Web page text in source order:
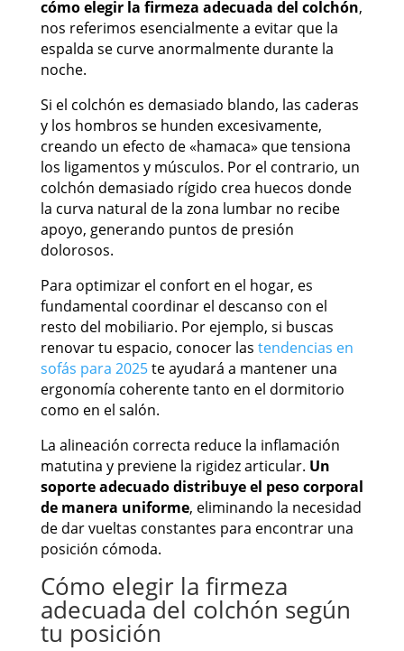
cómo elegir la firmeza adecuada del colchón,
nos referimos esencialmente a evitar que la
espalda se curve anormalmente durante la
noche.
Si el colchón es demasiado blando, las caderas
y los hombros se hunden excesivamente,
creando un efecto de «hamaca» que tensiona
los ligamentos y músculos. Por el contrario, un
colchón demasiado rígido crea huecos donde
la curva natural de la zona lumbar no recibe
apoyo, generando puntos de presión
dolorosos.
Para optimizar el confort en el hogar, es
fundamental coordinar el descanso con el
resto del mobiliario. Por ejemplo, si buscas
renovar tu espacio, conocer las tendencias en
sofás para 2025te ayudará a mantener una
ergonomía coherente tanto en el dormitorio
como en el salón.
La alineación correcta reduce la inflamación
matutina y previene la rigidez articular. Un
soporte adecuado distribuye el peso corporal
de manera uniforme, eliminando la necesidad
de dar vueltas constantes para encontrar una
posición cómoda.
Cómo elegir la firmeza
adecuada del colchón según
tu posición